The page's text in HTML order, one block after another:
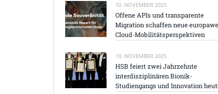
10. NOVEMBER 2025
Offene APIs und transparente
Migration schaffen neue
Cloud-Mobilitätsperspektiven
10. NOVEMBER 2025
HSB feiert zwei Jahrzehnte
interdisziplinären Bionik-
Studiengangs und Innovation